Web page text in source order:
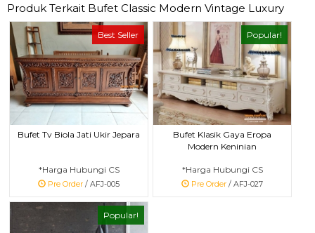
Produk Terkait Bufet Classic Modern Vintage Luxury
Best Seller
Bufet Tv Biola Jati Ukir Jepara
*Harga Hubungi CS
Pre Order / AFJ-005
Popular!
Bufet Klasik Gaya Eropa
Modern Keninian
*Harga Hubungi CS
Pre Order / AFJ-027
Popular!